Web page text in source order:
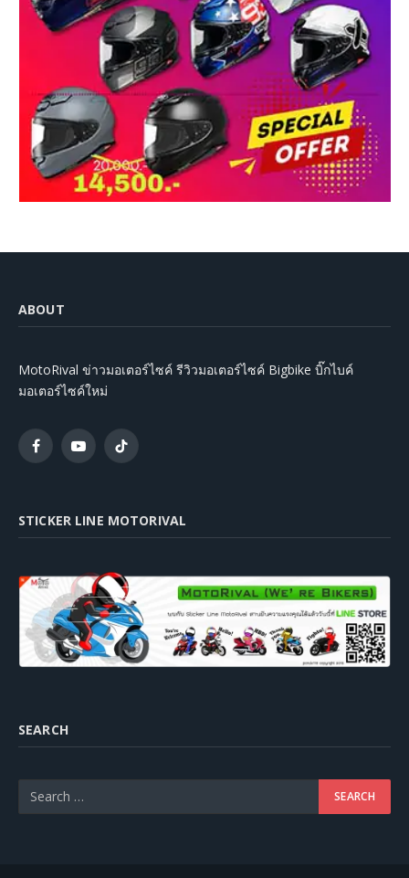
ABOUT
MotoRival ข่าวมอเตอร์ไซค์ รีวิวมอเตอร์ไซค์ Bigbike บิ๊กไบค์
มอเตอร์ไซค์ใหม่
FacebookYouTubeTikTok
STICKER LINE MOTORIVAL
SEARCH